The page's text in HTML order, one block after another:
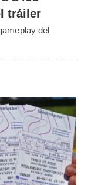
tráiler
del